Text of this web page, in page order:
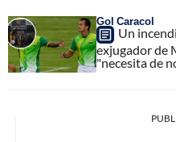
Gol Caracol
Un
exjugador de
"necesita de